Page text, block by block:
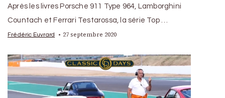
Après les livres Porsche 911 Type 964, Lamborghini
Countach et Ferrari Testarossa, la série Top …
Frédéric Euvrard 27 septembre 2020